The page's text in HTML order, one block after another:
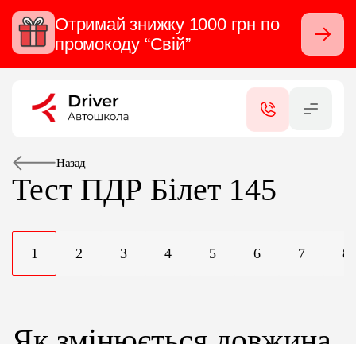
Отримай знижку 1000 грн по
промокоду “Свій”
Закрити
КАТЕГОРІЇ
ПОСЛУГИ
СЕРТИФІКАТИ
ФІЛІАЛИ
Назад
Тест ПДР Білет 145
1 2 3 4 5 6 7 8